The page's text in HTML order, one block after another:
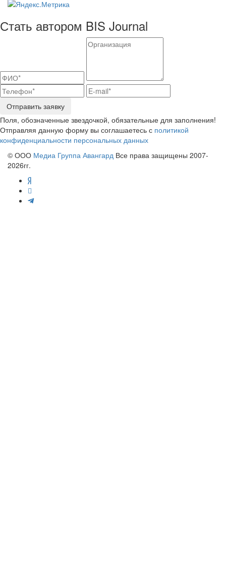
Стать автором BIS Journal
Отправить заявку
Поля, обозначенные звездочкой, обязательные для заполнения!
Отправляя данную форму вы соглашаетесь с политикой
конфиденциальности персональных данных
© ООО Медиа Группа Авангард Все права защищены 2007-
2026гг.